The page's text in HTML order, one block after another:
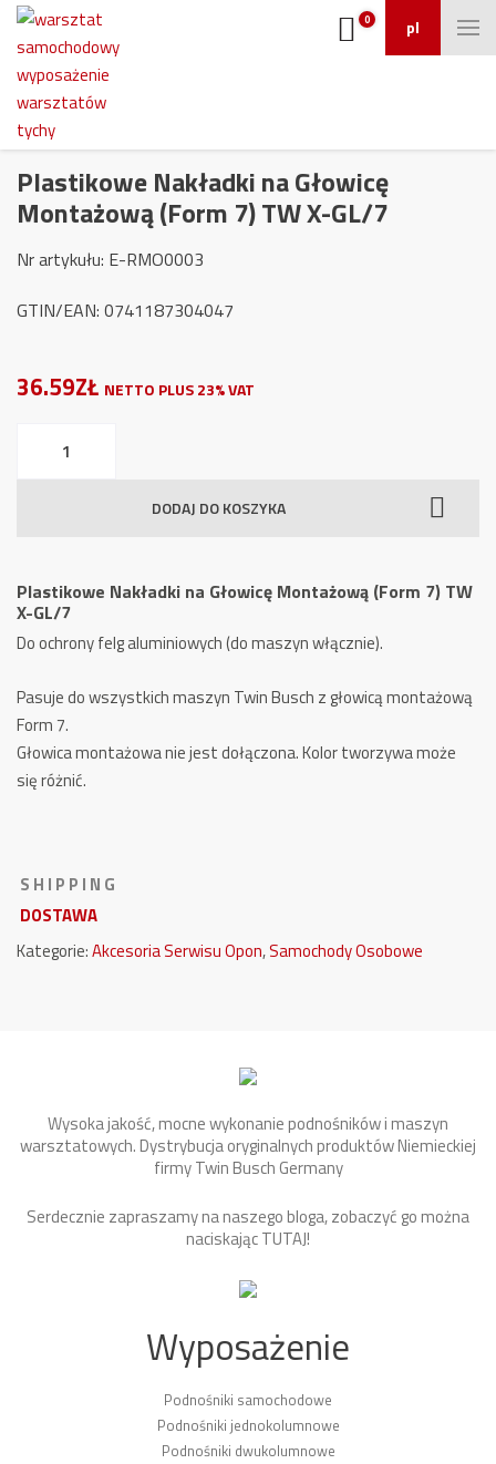
pl
0
Plastikowe Nakładki na Głowicę
Montażową (Form 7) TW X-GL/7
Nr artykułu: E-RMO0003
GTIN/EAN: 0741187304047
36.59ZŁ NETTO PLUS 23% VAT
Plastikowe
(Form
TW
X-
GL/7
DODAJ DO KOSZYKA
Plastikowe Nakładki na Głowicę Montażową (Form 7) TW
X-GL/7
Do ochrony felg aluminiowych (do maszyn włącznie).
Pasuje do wszystkich maszyn Twin Busch z głowicą montażową
Form 7.
Głowica montażowa nie jest dołączona. Kolor tworzywa może
się różnić.
S H I P P I N G
DOSTAWA
Kategorie:Akcesoria Serwisu Opon,Samochody Osobowe
Wysoka jakość, mocne wykonanie podnośników i maszyn
warsztatowych. Dystrybucja oryginalnych produktów Niemieckiej
firmy Twin Busch Germany
Serdecznie zapraszamy na naszego bloga, zobaczyć go można
naciskającTUTAJ!
Wyposażenie
Podnośniki samochodowe
Podnośniki jednokolumnowe
Podnośniki dwukolumnowe